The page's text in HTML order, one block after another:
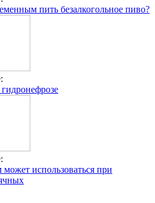
пить безалкогольное пиво?
использоваться при